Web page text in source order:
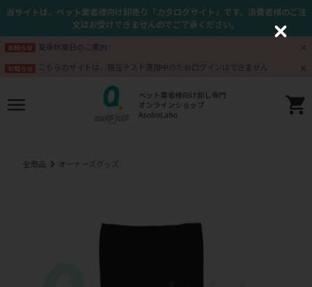
当サイトは、ペット業者様向け卸売り「カタログサイト」です。消費者様のご注
文はお受けできませんのでご了承ください。
お知らせ 夏季休業日のご案内
お知らせ こちらのサイトは、現在テスト運用中のためログインはできません
全商品 オーナーズグッズ
C